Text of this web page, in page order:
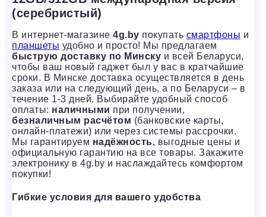
(серебристый)
В интернет-магазине 4g.by покупать смартфоны и
планшеты удобно и просто! Мы предлагаем
быструю доставку по Минску и всей Беларуси,
чтобы ваш новый гаджет был у вас в кратчайшие
сроки. В Минске доставка осуществляется в день
заказа или на следующий день, а по Беларуси – в
течение 1-3 дней. Выбирайте удобный способ
оплаты: наличными при получении,
безналичным расчётом (банковские карты,
онлайн-платежи) или через системы рассрочки.
Мы гарантируем надёжность, выгодные цены и
официальную гарантию на все товары. Закажите
электронику в 4g.by и наслаждайтесь комфортом
покупки!
Гибкие условия для вашего удобства